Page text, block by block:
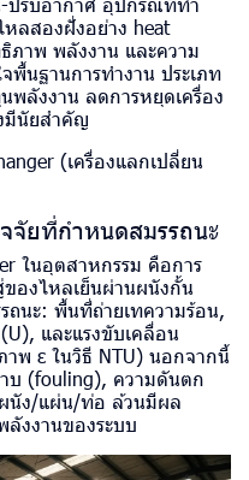
หลสองฝั่งอย่าง heat
ภาพ พลังงาน และความ
พื้นฐานการทำงาน ประเภท
ลังงาน ลดการหยุดเครื่อง
มีนัยสำคัญ
(เครื่องแลกเปลี่ยน
จัยที่กำหนดสมรรถนะ
ในอุตสาหกรรม คือการ
องไหลเย็นผ่านผนังกั้น
นะ: พื้นที่ถ่ายเทความร้อน,
และแรงขับเคลื่อน
พ ε ในวิธี NTU) นอกจากนี้
าบ (fouling), ความดันตก
นัง/แผ่น/ท่อ ล้วนมีผล
ลังงานของระบบ